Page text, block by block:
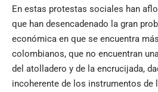
En estas protestas sociales han
que han desencadenado la gran
económica en que se encuentra
colombianos, que no encuentran
del atolladero y de la encrucijada,
incoherente de los instrumentos de